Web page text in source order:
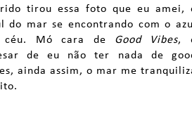
tirou essa foto que eu amei,
do mar se encontrando com o
céu. Mó cara de Good Vibes,
de eu não ter nada de
ainda assim, o mar me